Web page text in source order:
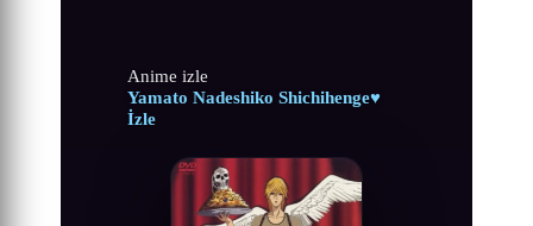
Anime izle
Yamato Nadeshiko Shichihenge♥
İzle